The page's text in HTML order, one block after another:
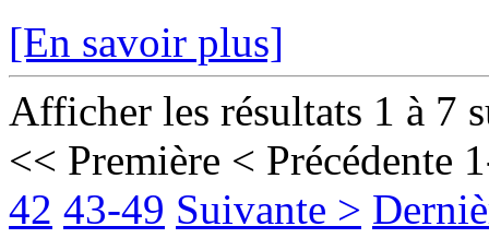
[En savoir plus]
Afficher les résultats 1 à 7
<< Première < Précédente
42 43-49 Suivante >